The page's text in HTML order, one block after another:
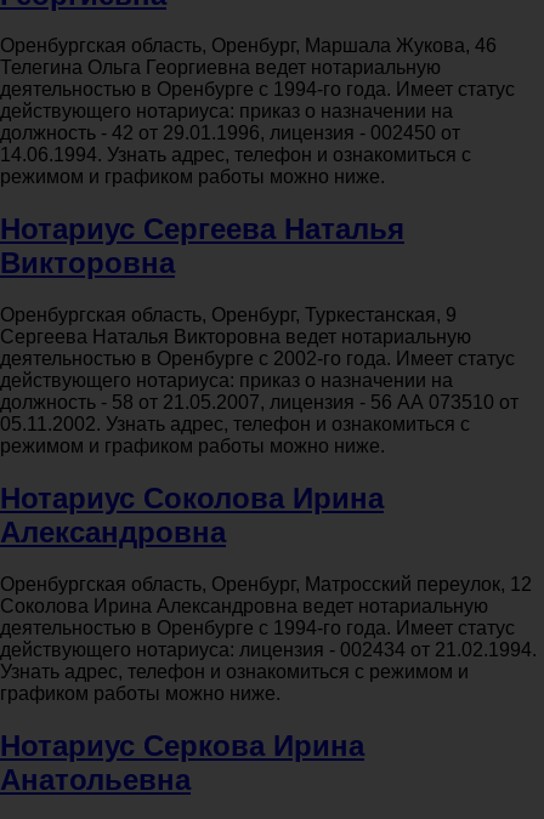
Оренбургская область, Оренбург, Маршала Жукова, 46
Телегина Ольга Георгиевна ведет нотариальную
деятельностью в Оренбурге с 1994-го года. Имеет статус
действующего нотариуса: приказ о назначении на
должность - 42 от 29.01.1996, лицензия - 002450 от
14.06.1994. Узнать адрес, телефон и ознакомиться с
режимом и графиком работы можно ниже.
Нотариус Сергеева Наталья
Викторовна
Оренбургская область, Оренбург, Туркестанская, 9
Сергеева Наталья Викторовна ведет нотариальную
деятельностью в Оренбурге с 2002-го года. Имеет статус
действующего нотариуса: приказ о назначении на
должность - 58 от 21.05.2007, лицензия - 56 АА 073510 от
05.11.2002. Узнать адрес, телефон и ознакомиться с
режимом и графиком работы можно ниже.
Нотариус Соколова Ирина
Александровна
Оренбургская область, Оренбург, Матросский переулок, 12
Соколова Ирина Александровна ведет нотариальную
деятельностью в Оренбурге с 1994-го года. Имеет статус
действующего нотариуса: лицензия - 002434 от 21.02.1994.
Узнать адрес, телефон и ознакомиться с режимом и
графиком работы можно ниже.
Нотариус Серкова Ирина
Анатольевна